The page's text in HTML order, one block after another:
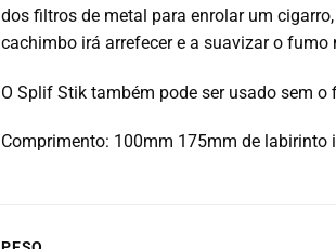
dos filtros de metal para enrolar um
cachimbo irá arrefecer e a suavizar o fumo
O Splif Stik também pode ser usado sem
Comprimento: 100mm 175mm de labirinto